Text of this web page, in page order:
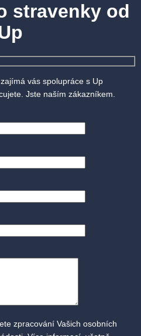
stravenky od
vás spolupráce s Up
Jste naším zákazníkem.
zpracování Vašich osobních